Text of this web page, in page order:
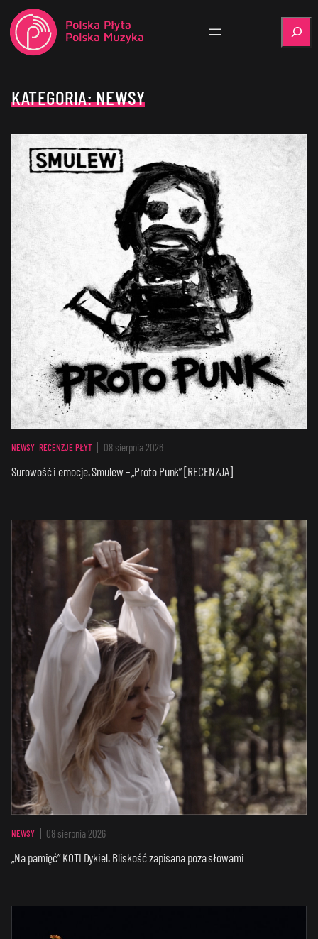
KATEGORIA:NEWSY
NEWSY RECENZJE PŁYT 08 sierpnia 2026
Surowość i emocje. Smulew – „Proto Punk” [RECENZJA]
NEWSY 08 sierpnia 2026
„Na pamięć” KOTI Dykiel. Bliskość zapisana poza słowami